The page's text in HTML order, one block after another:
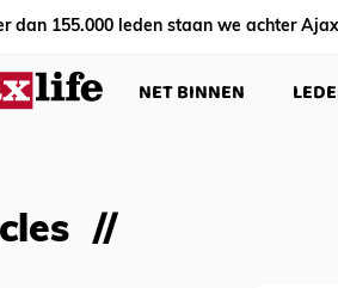
dan 155.000 leden staan we achter
NET BINNEN